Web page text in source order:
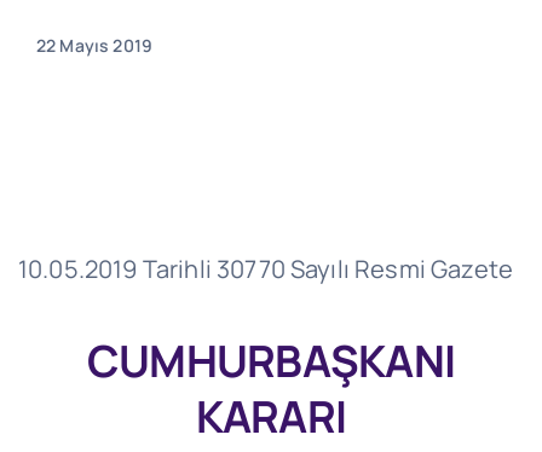
22 Mayıs 2019
10.05.2019 Tarihli 30770 Sayılı Resmi Gazete
CUMHURBAŞKANI
KARARI